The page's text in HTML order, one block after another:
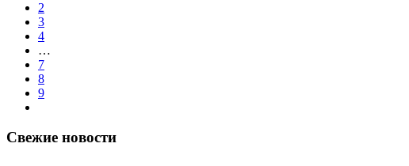
2
3
4
…
7
8
9
Свежие новости